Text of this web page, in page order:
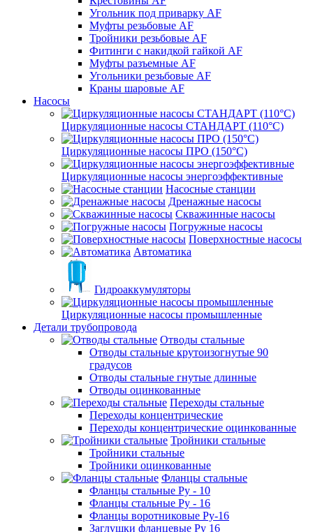
Угольник под приварку AF
Муфты резьбовые AF
Тройники резьбовые AF
Фитинги с накидкой гайкой AF
Муфты разъемные AF
Угольники резьбовые AF
Краны шаровые AF
Насосы
Циркуляционные насосы СТАНДАРТ (110°C)
Циркуляционные насосы ПРО (150°C)
Циркуляционные насосы энергоэффективные
Насосные станции
Дренажные насосы
Скважинные насосы
Погружные насосы
Поверхностные насосы
Автоматика
Гидроаккумуляторы
Циркуляционные насосы промышленные
Детали трубопровода
Отводы стальные
Отводы стальные крутоизогнутые 90
градусов
Отводы стальные гнутые длинные
Отводы оцинкованные
Переходы стальные
Переходы концентрические
Переходы концентрические оцинкованные
Тройники стальные
Тройники стальные
Тройники оцинкованные
Фланцы стальные
Фланцы стальные Ру - 10
Фланцы стальные Ру - 16
Фланцы воротниковые Ру-16
Заглушки фланцевые Ру 16